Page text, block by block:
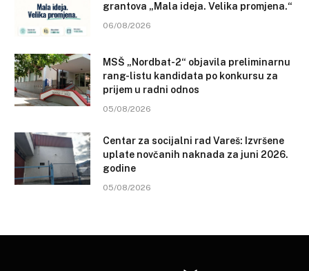
grantova „Mala ideja. Velika promjena.“
06/08/2026
MSŠ „Nordbat-2“ objavila preliminarnu
rang-listu kandidata po konkursu za
prijem u radni odnos
05/08/2026
Centar za socijalni rad Vareš: Izvršene
uplate novčanih naknada za juni 2026.
godine
05/08/2026